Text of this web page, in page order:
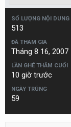
SỐ LƯỢNG NỘI DUNG
513
ĐÃ THAM GIA
Tháng 8 16, 2007
LẦN GHÉ THĂM CUỐI
10 giờ trước
NGÀY TRÚNG
59